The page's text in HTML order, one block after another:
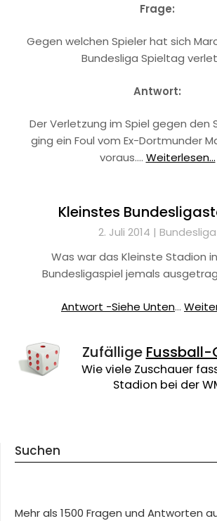
Frage:
Gegen welchen Spieler hat sich
Bundesliga Spieltag
Antwort:
Der Verletzung im Spiel gegen den
ging ein Foul vom Ex-Dortmunder
voraus.… Weiterlesen...
Kleinstes
2. Juli 2014 | Bundesliga
Was war das Kleinste Stadion
Bundesligaspiel jemals
Antwort -Siehe Unten…
Zufällige Fussball-
Wie viele Zuschauer
Stadion bei der
Suchen
Mehr als 1500 Fragen und Antworten